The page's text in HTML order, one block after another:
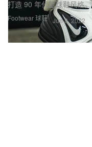
Footwear 球鞋
打造 90 年代篮球鞋风格。
Jun 8, 2022